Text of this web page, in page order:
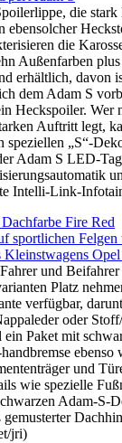
die stark
ebensolcher
die
Außenfarben
erhältlich, davon
dem Adam S
Heckspoiler. Wer
Auftritt legt,
speziellen „S“-
Adam S LED-
Intelli-Link-
und
Platz
verfügbar,
oder
Paket mit
und
wie spezielle
Adam-S-
jri)